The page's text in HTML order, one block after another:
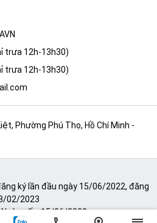
trưa 12h-13h30)
trưa 12h-13h30)
Phường Phú Thọ, Hồ Chí Minh -
ký lần đầu ngày 15/06/2022, đăng
02/2023
cấp: 15/06/2022